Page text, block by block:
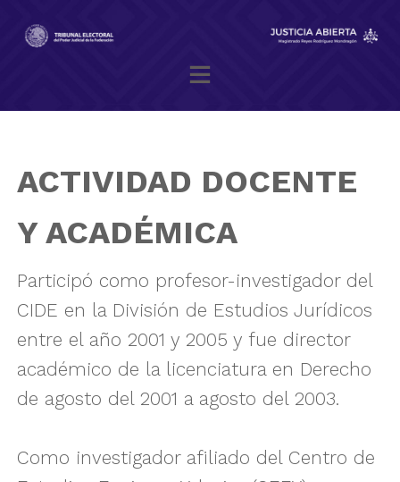
Magistrado presidente Reyes Rodríguez Mondragón
ACTIVIDAD DOCENTE
Y ACADÉMICA
Participó como profesor-investigador del
CIDE en la División de Estudios Jurídicos
entre el año 2001 y 2005 y fue director
académico de la licenciatura en Derecho
de agosto del 2001 a agosto del 2003.
Como investigador afiliado del Centro de